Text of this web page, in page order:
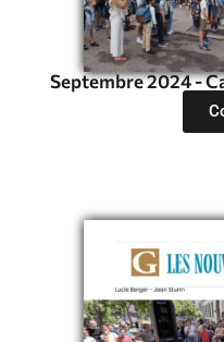
Septembre 2024 -